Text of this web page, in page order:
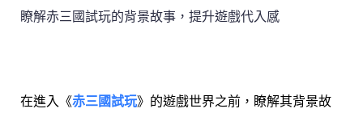
瞭解赤三國試玩的背景故事，提升遊戲代入感
在進入《赤三國試玩》的遊戲世界之前，瞭解其背景故